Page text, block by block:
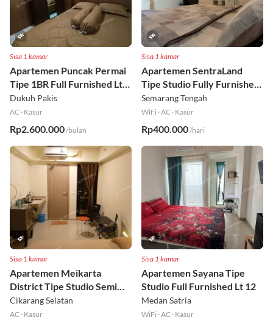
Sisa 1 kamar
Apartemen Puncak Permai
Tipe 1BR Full Furnished Lt
18
Dukuh Pakis
AC · Kasur
Rp2.600.000/bulan
Sisa 1 kamar
Apartemen SentraLand
Tipe Studio Fully Furnished
Lt 8
Semarang Tengah
WiFi ·AC · Kasur
Rp400.000/hari
Sisa 1 kamar
Apartemen Meikarta
District Tipe Studio Semi
Furnished Lt 1
Cikarang Selatan
AC · Kasur
Sisa 1 kamar
Apartemen Sayana Tipe
Studio Full Furnished Lt 12
Medan Satria
WiFi ·AC · Kasur